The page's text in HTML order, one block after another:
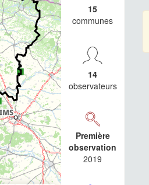
15
communes
14
observateurs
Première
observation
2019